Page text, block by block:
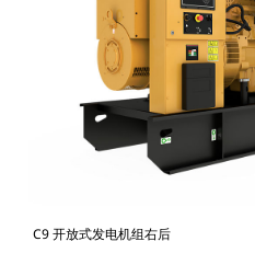
C9 开放式发电机组右后